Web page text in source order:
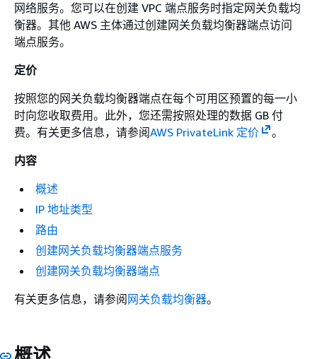
网络服务。您可以在创建 VPC 端点服务时指定网关负载均
衡器。其他 AWS 主体通过创建网关负载均衡器端点访问
端点服务。
定价
按照您的网关负载均衡器端点在每个可用区预置的每一小
时向您收取费用。此外，您还需按照处理的数据 GB 付
费。有关更多信息，请参阅AWS PrivateLink 定价
。
内容
概述
IP 地址类型
路由
创建网关负载均衡器端点服务
创建网关负载均衡器端点
有关更多信息，请参阅 网关负载均衡器。